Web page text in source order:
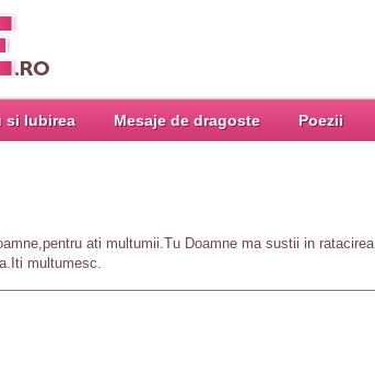
si Iubirea Mesaje de dragoste Poezii
ati multumii.Tu Doamne ma sustii in ratacirea
multumesc.